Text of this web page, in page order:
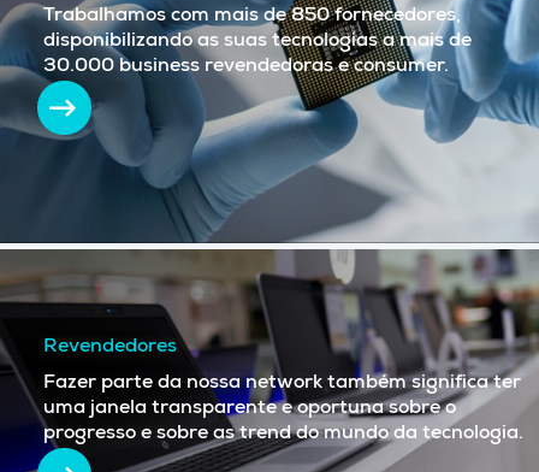
Trabalhamos com mais de 850 fornecedores,
disponibilizando as suas tecnologias a mais de
30.000 business revendedoras e consumer.
Revendedores
Fazer parte da nossa network também significa ter
uma janela transparente e oportuna sobre o
progresso e sobre as trend do mundo da tecnologia.